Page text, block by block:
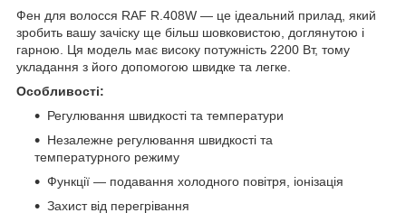
Фен для волосся RAF R.408W — це ідеальний прилад, який
зробить вашу зачіску ще більш шовковистою, доглянутою і
гарною. Ця модель має високу потужність 2200 Вт, тому
укладання з його допомогою швидке та легке.
Особливості:
Регулювання швидкості та температури
Незалежне регулювання швидкості та
температурного режиму
Функції — подавання холодного повітря, іонізація
Захист від перегрівання